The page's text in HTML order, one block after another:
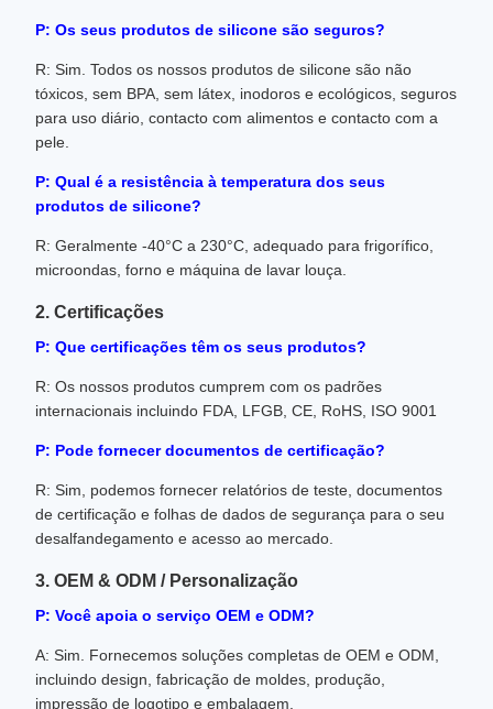
P: Os seus produtos de silicone são seguros?
R: Sim. Todos os nossos produtos de silicone são não
tóxicos, sem BPA, sem látex, inodoros e ecológicos, seguros
para uso diário, contacto com alimentos e contacto com a
pele.
P: Qual é a resistência à temperatura dos seus
produtos de silicone?
R: Geralmente -40°C a 230°C, adequado para frigorífico,
microondas, forno e máquina de lavar louça.
2. Certificações
P: Que certificações têm os seus produtos?
R: Os nossos produtos cumprem com os padrões
internacionais incluindo FDA, LFGB, CE, RoHS, ISO 9001
P: Pode fornecer documentos de certificação?
R: Sim, podemos fornecer relatórios de teste, documentos
de certificação e folhas de dados de segurança para o seu
desalfandegamento e acesso ao mercado.
3. OEM & ODM / Personalização
P: Você apoia o serviço OEM e ODM?
A: Sim. Fornecemos soluções completas de OEM e ODM,
incluindo design, fabricação de moldes, produção,
impressão de logotipo e embalagem.